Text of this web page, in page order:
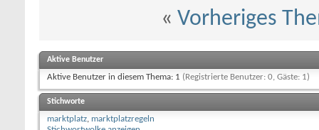
« Vorheriges
Aktive Benutzer
Aktive Benutzer in diesem Thema: 1 (Registrierte Benutzer: 0, Gäste: 1)
Stichworte
marktplatz, marktplatzregeln